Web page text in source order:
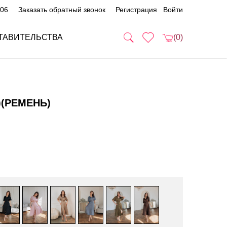
Заказать обратный звонок Регистрация Войти
(0)